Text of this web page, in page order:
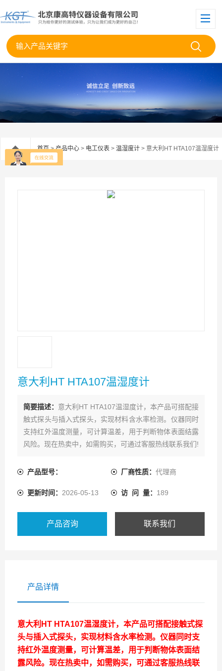
首页>产品中心 > 电工仪表 > 温湿度计 > 意大利HT HTA107温湿度计
意大利HT HTA107温湿度计
简要描述： 意大利HT HTA107温湿度计，本产品可搭配接
触式探头与插入式探头，实现材料含水率检测。仪器同时
支持红外温度测量，可计算温差，用于判断物体表面结露
风险。现在热卖中，如需购买，可通过客服热线联系我们!
产品型号： 厂商性质： 代理商
更新时间： 2026-05-13 访 问 量： 189
产品咨询 联系我们
产品详情
意大利HT HTA107温湿度计，本产品可搭配接触式探
头与插入式探头，实现材料含水率检测。仪器同时支
持红外温度测量，可计算温差，用于判断物体表面结
露风险。现在热卖中，如需购买，可通过客服热线联